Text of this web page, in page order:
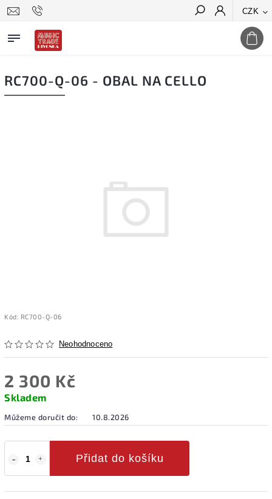
CZK
Hledat
RC700-Q-06 - OBAL NA CELLO
Kód: RC700-Q-06
Neohodnoceno
2 300 Kč
Skladem
Můžeme doručit do: 10.8.2026
Přidat do košíku